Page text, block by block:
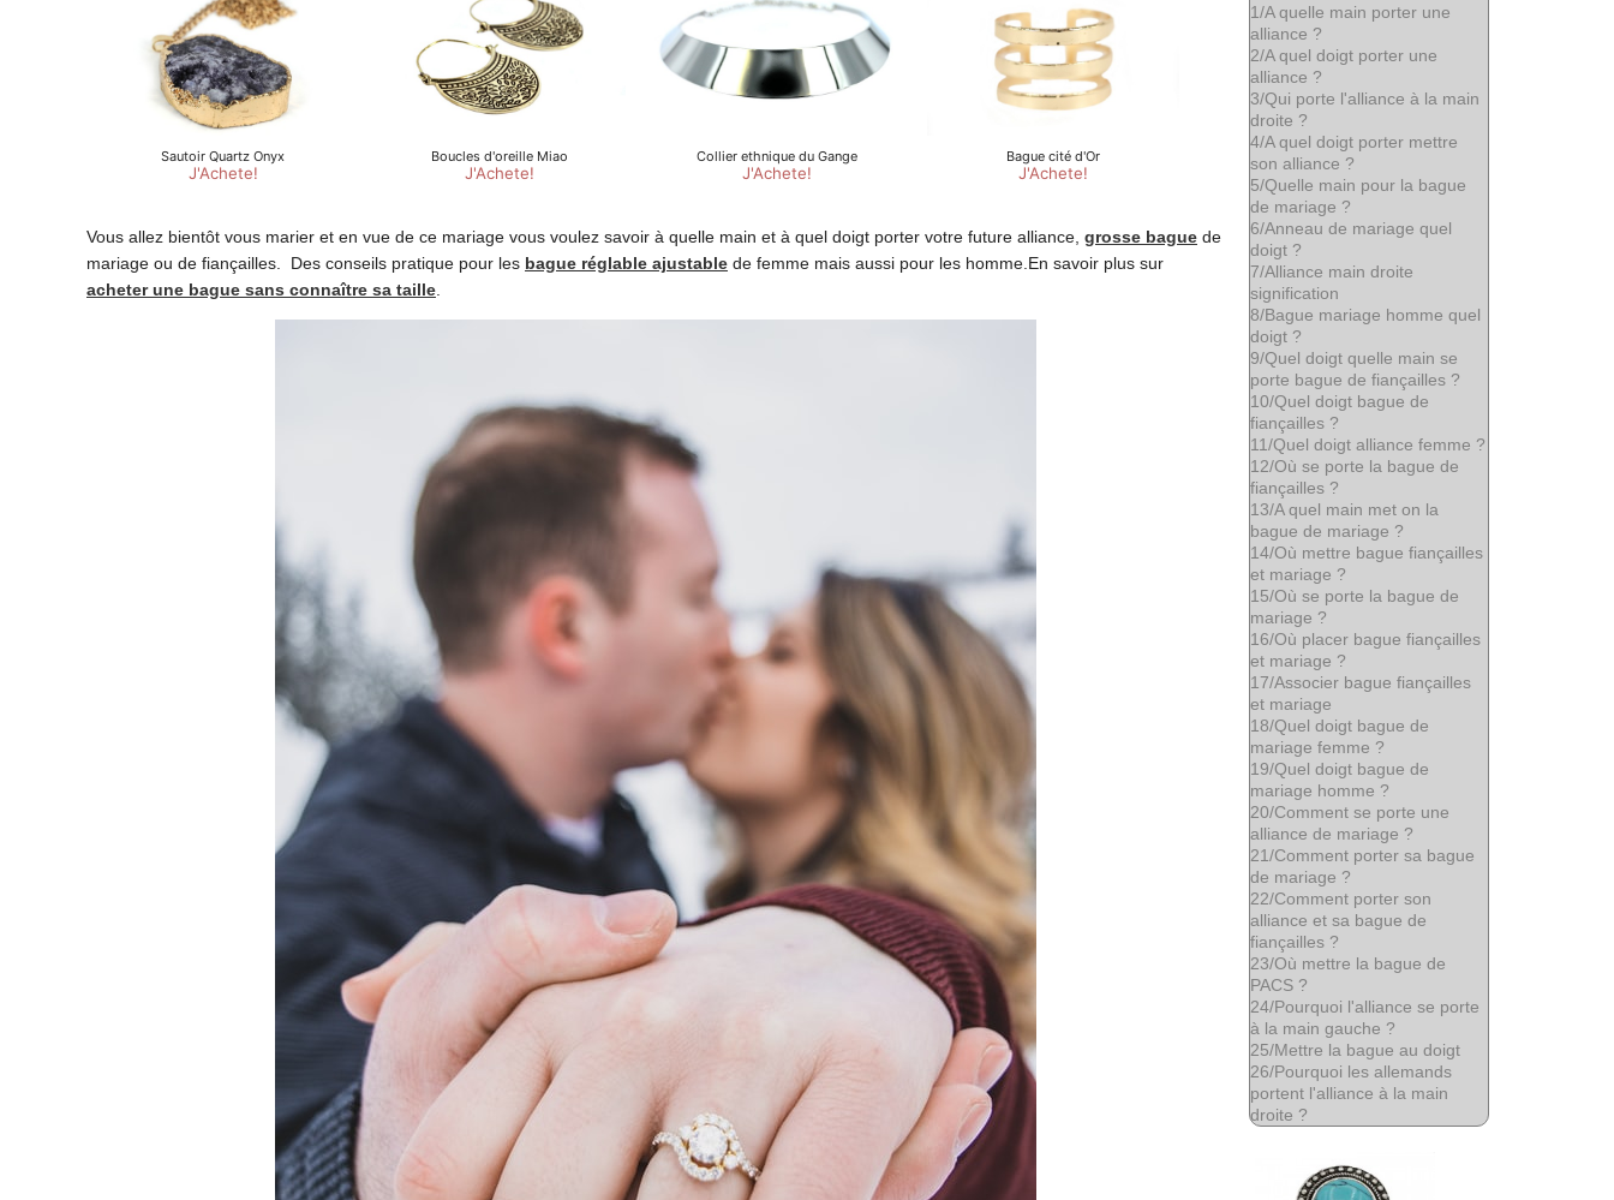
Vous allez bientôt vous marier et en vue de ce mariage vous voulez savoir à quelle main et à quel doigt porter votre future alliance, grosse bague de
mariage ou de fiançailles. Des conseils pratique pour les bague réglable ajustable de femme mais aussi pour les homme.En savoir plus sur
acheter une bague sans connaître sa taille.
1/A quelle main porter une
alliance ?
2/A quel doigt porter une
alliance ?
3/Qui porte l'alliance à la main
droite ?
4/A quel doigt porter mettre
son alliance ?
5/Quelle main pour la bague
de mariage ?
6/Anneau de mariage quel
doigt ?
7/Alliance main droite
signification
8/Bague mariage homme quel
doigt ?
9/Quel doigt quelle main se
porte bague de fiançailles ?
10/Quel doigt bague de
fiançailles ?
11/Quel doigt alliance femme ?
12/Où se porte la bague de
fiançailles ?
13/A quel main met on la
bague de mariage ?
14/Où mettre bague fiançailles
et mariage ?
15/Où se porte la bague de
mariage ?
16/Où placer bague fiançailles
et mariage ?
17/Associer bague fiançailles
et mariage
18/Quel doigt bague de
mariage femme ?
19/Quel doigt bague de
mariage homme ?
20/Comment se porte une
alliance de mariage ?
21/Comment porter sa bague
de mariage ?
22/Comment porter son
alliance et sa bague de
fiançailles ?
23/Où mettre la bague de
PACS ?
24/Pourquoi l'alliance se porte
à la main gauche ?
25/Mettre la bague au doigt
26/Pourquoi les allemands
portent l'alliance à la main
droite ?